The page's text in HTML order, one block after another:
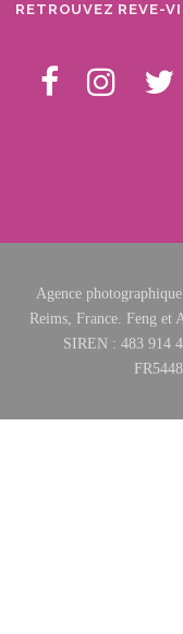
RETROUVEZ REVE-
Agence
Reims, France. Feng et
SIREN : 483 914